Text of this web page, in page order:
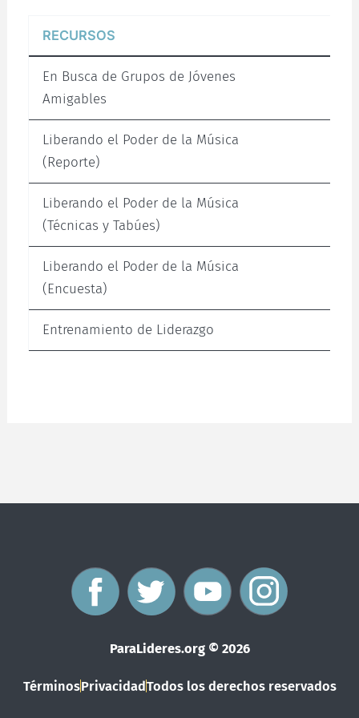
RECURSOS
En Busca de Grupos de Jóvenes
Amigables
Liberando el Poder de la Música
(Reporte)
Liberando el Poder de la Música
(Técnicas y Tabúes)
Liberando el Poder de la Música
(Encuesta)
Entrenamiento de Liderazgo
ParaLideres.org © 2026
TérminosPrivacidadTodos los derechos reservados
F
a
c
T
w
i
Y
o
u
I
s